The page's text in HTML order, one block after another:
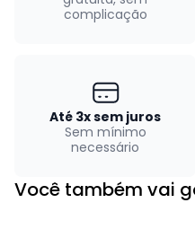
complicação
Até 3x sem juros
Sem mínimo
necessário
Você também vai